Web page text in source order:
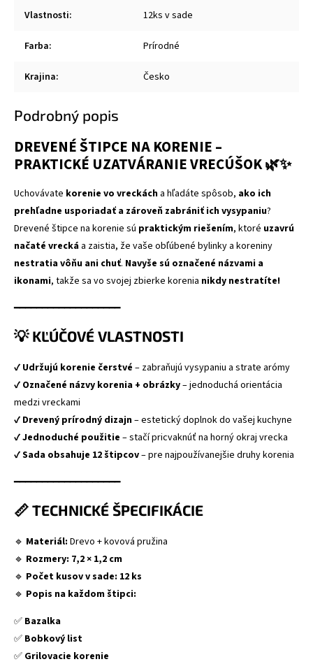
Vlastnosti: 12ks v sade
Farba: Prírodné
Krajina: Česko
Podrobný popis
DREVENÉ ŠTIPCE NA KORENIE –
PRAKTICKÉ UZATVÁRANIE VRECÚŠOK🌿✨
Uchovávate korenie vo vreckách a hľadáte spôsob, ako ich
prehľadne usporiadať a zároveň zabrániť ich vysypaniu?
Drevené štipce na korenie sú praktickým riešením, ktoré uzavrú
načaté vrecká a zaistia, že vaše obľúbené bylinky a koreniny
nestratia vôňu ani chuť. Navyše sú označené názvami a
ikonami, takže sa vo svojej zbierke korenia nikdy nestratíte!
━━━━━━━━━━━━━━━━━━━
💡 KĽÚČOVÉ VLASTNOSTI
✔ Udržujú korenie čerstvé – zabraňujú vysypaniu a strate arómy
✔ Označené názvy korenia + obrázky– jednoduchá orientácia
medzi vreckami
✔ Drevený prírodný dizajn– estetický doplnok do vašej kuchyne
✔Jednoduché použitie – stačí pricvaknúť na horný okraj vrecka
✔Sada obsahuje 12 štipcov– pre najpoužívanejšie druhy korenia
━━━━━━━━━━━━━━━━━━━
📏 TECHNICKÉ ŠPECIFIKÁCIE
🔹 Materiál: Drevo + kovová pružina
🔹 Rozmery: 7,2 × 1,2 cm
🔹 Počet kusov v sade: 12 ks
🔹 Popis na každom štipci:
✅ Bazalka
✅ Bobkový list
✅ Grilovacie korenie